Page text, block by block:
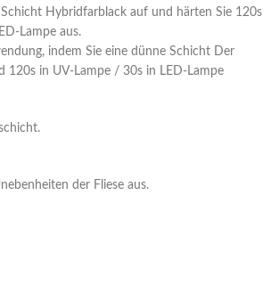
Schicht Hybridfarblack auf und härten Sie 120s
Lampe aus.
indem Sie eine dünne Schicht Der
120s in UV-Lampe / 30s in LED-Lampe
der Fliese aus.